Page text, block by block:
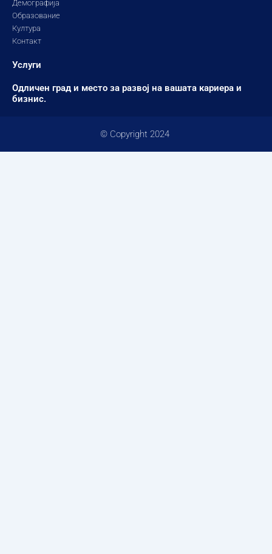
Демографија
Образование
Култура
Контакт
Услуги
Одличен град и место за развој на вашата кариера и
бизнис.
© Copyright 2024